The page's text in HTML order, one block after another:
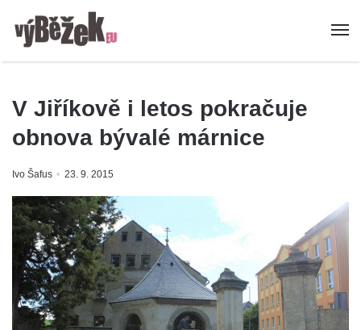
V Jiříkově i letos pokračuje
obnova bývalé márnice
Ivo Šafus 23. 9. 2015